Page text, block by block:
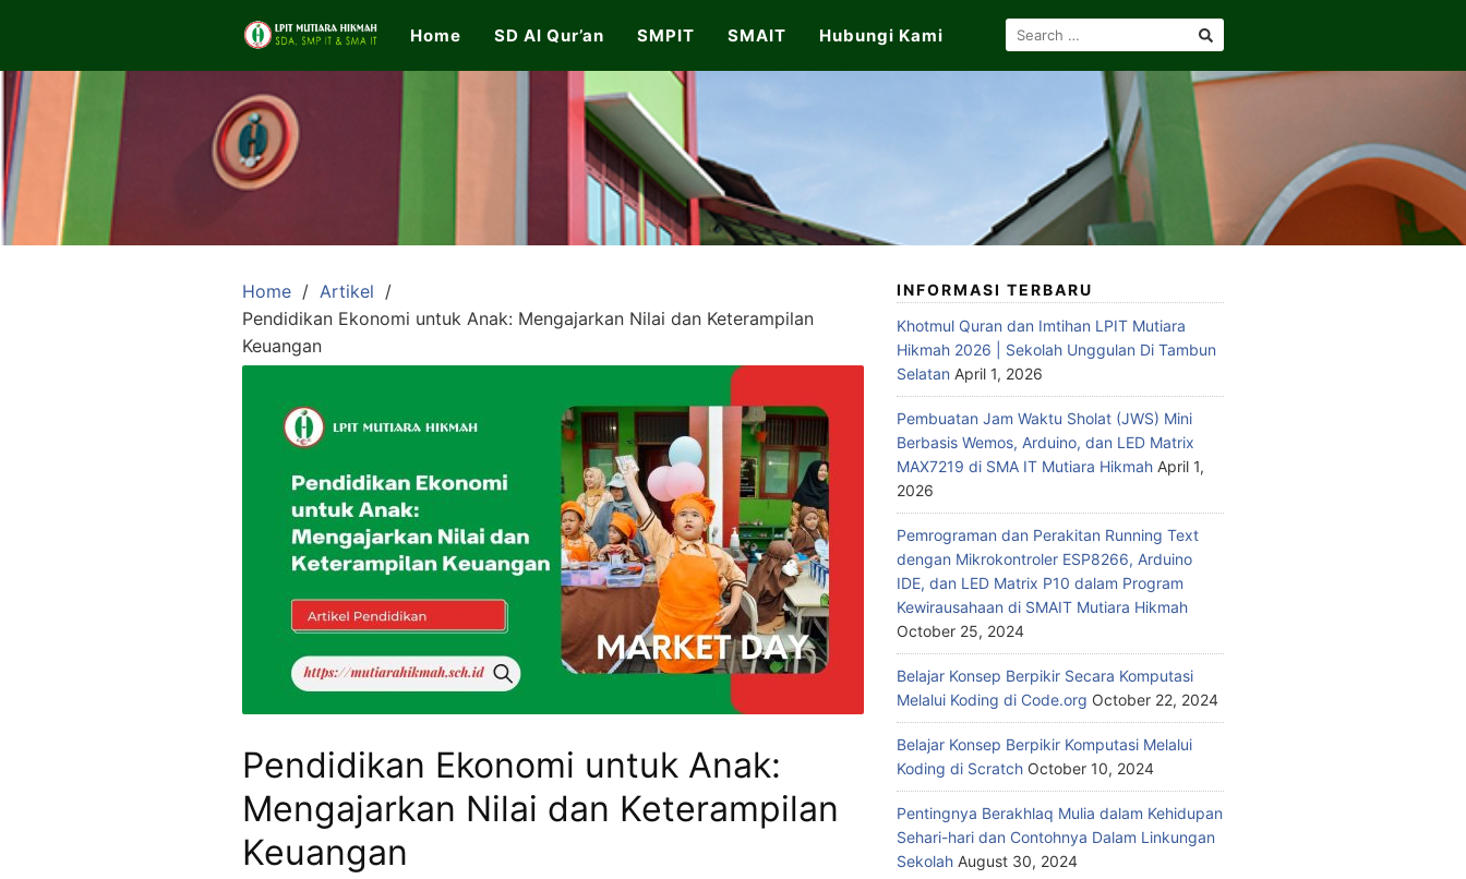
content
Home SD Al Qur’an SMPIT SMAIT Hubungi Kami
SEARCH
FOR:
LPIT
Mutiara
Hikmah
Official
Website
SDA,
SMPIT,
SMAIT
Mutiara
Hikmah
Home
Artikel
Pendidikan Ekonomi untuk Anak: Mengajarkan Nilai dan Keterampilan
Keuangan
Pendidikan Ekonomi untuk Anak:
Mengajarkan Nilai dan Keterampilan
Keuangan
INFORMASI TERBARU
Khotmul Quran dan Imtihan LPIT Mutiara
Hikmah 2026 | Sekolah Unggulan Di Tambun
Selatan April 1, 2026
Pembuatan Jam Waktu Sholat (JWS) Mini
Berbasis Wemos, Arduino, dan LED Matrix
MAX7219 di SMA IT Mutiara Hikmah April 1,
2026
Pemrograman dan Perakitan Running Text
dengan Mikrokontroler ESP8266, Arduino
IDE, dan LED Matrix P10 dalam Program
Kewirausahaan di SMAIT Mutiara Hikmah
October 25, 2024
Belajar Konsep Berpikir Secara Komputasi
Melalui Koding di Code.org October 22, 2024
Belajar Konsep Berpikir Komputasi Melalui
Koding di Scratch October 10, 2024
Pentingnya Berakhlaq Mulia dalam Kehidupan
Sehari-hari dan Contohnya Dalam Linkungan
Sekolah August 30, 2024